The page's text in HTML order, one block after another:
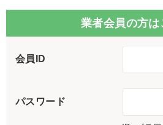
業者会員の方は
会員ID
パスワード